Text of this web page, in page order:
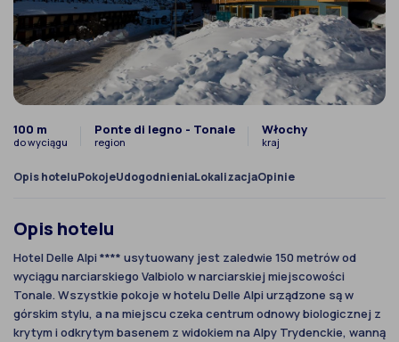
100 m
do wyciągu
Ponte di legno - Tonale
region
Włochy
kraj
Opis hoteluPokojeUdogodnieniaLokalizacjaOpinie
Opis hotelu
Hotel Delle Alpi **** usytuowany jest zaledwie 150 metrów od
wyciągu narciarskiego Valbiolo w narciarskiej miejscowości
Tonale. Wszystkie pokoje w hotelu Delle Alpi urządzone są w
górskim stylu, a na miejscu czeka centrum odnowy biologicznej z
krytym i odkrytym basenem z widokiem na Alpy Trydenckie, wanną